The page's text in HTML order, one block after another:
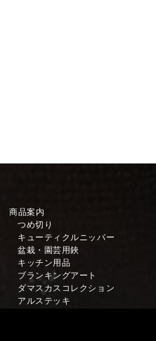
商品案内
つめ切り
キューティクルニッパー
盆栽・園芸用鋏
キッチン用品
ブランキングアート
ダマスカスコレクション
アルステッキ